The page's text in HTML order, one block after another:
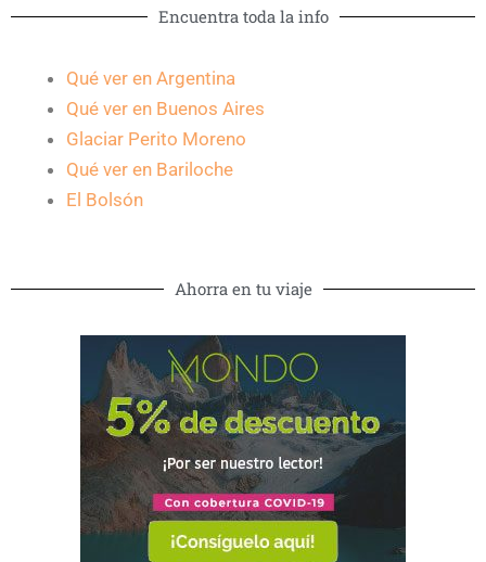
Encuentra toda la info
Qué ver en Argentina
Qué ver en Buenos Aires
Glaciar Perito Moreno
Qué ver en Bariloche
El Bolsón
Ahorra en tu viaje